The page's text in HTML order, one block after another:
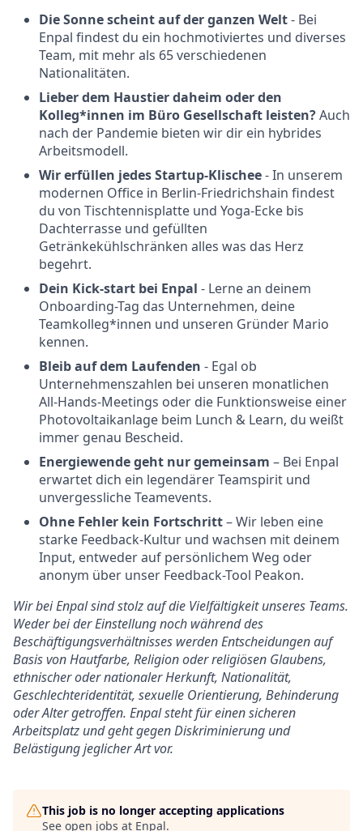
Die Sonne scheint auf der ganzen Welt- Bei
Enpal findest du ein hochmotiviertes und diverses
Team, mit mehr als 65 verschiedenen
Nationalitäten.
Lieber dem Haustier daheim oder den
Kolleg*innen im Büro Gesellschaft leisten?Auch
nach der Pandemie bieten wir dir ein hybrides
Arbeitsmodell.
Wir erfüllen jedes Startup-Klischee- In unserem
modernen Office in Berlin-Friedrichshain findest
du von Tischtennisplatte und Yoga-Ecke bis
Dachterrasse und gefüllten
Getränkekühlschränken alles was das Herz
begehrt.
Dein Kick-start bei Enpal - Lerne an deinem
Onboarding-Tag das Unternehmen, deine
Teamkolleg*innen und unseren Gründer Mario
kennen.
Bleib auf dem Laufenden - Egal ob
Unternehmenszahlen bei unseren monatlichen
All-Hands-Meetings oder die Funktionsweise einer
Photovoltaikanlage beim Lunch & Learn, du weißt
immer genau Bescheid.
Energiewende geht nur gemeinsam – Bei Enpal
erwartet dich ein legendärer Teamspirit und
unvergessliche Teamevents.
Ohne Fehler kein Fortschritt– Wir leben eine
starke Feedback-Kultur und wachsen mit deinem
Input, entweder auf persönlichem Weg oder
anonym über unser Feedback-Tool Peakon.
Wir bei Enpal sind stolz auf die Vielfältigkeit unseres Teams.
Weder bei der Einstellung noch während des
Beschäftigungsverhältnisses werden Entscheidungen auf
Basis von Hautfarbe, Religion oder religiösen Glaubens,
ethnischer oder nationaler Herkunft, Nationalität,
Geschlechteridentität, sexuelle Orientierung, Behinderung
oder Alter getroffen. Enpal steht für einen sicheren
Arbeitsplatz und geht gegen Diskriminierung und
Belästigung jeglicher Art vor.
This job is no longer accepting applications
See open jobs at Enpal.